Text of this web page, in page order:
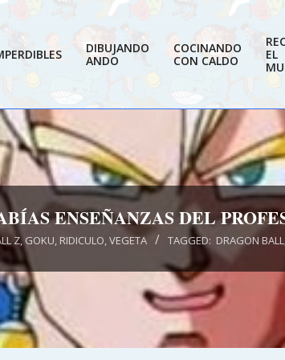
DIBUJANDO
ANDO
COCINANDO
CON CALDO
EL
ENSEÑANZAS DEL
Z,GOKU, RIDICULO,VEGETA TAGGED: DRAGON BALL